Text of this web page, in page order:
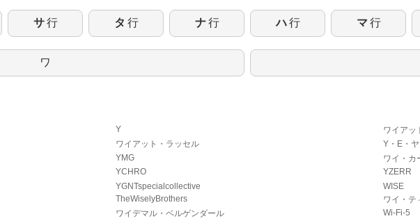
サ 行 タ 行 ナ 行 ハ 行 マ 行
ワ
Y
ワイアッ
ワイアット・ラッセル
Y・E・
YMG
ワイ・カ
YCHRO
YZERR
YGNTspecialcollective
WISE
TheWiselyBrothers
ワイ・テ
ワイデマル・ベルゲンダール
Wi-Fi-5